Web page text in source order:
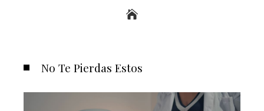
No Te Pierdas Estos